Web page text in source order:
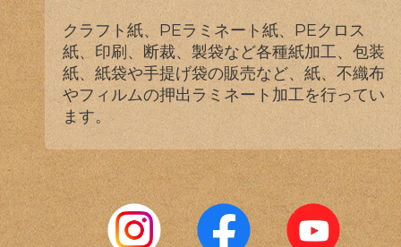
クラフト紙、PEラミネート紙、PEクロス
紙、印刷、断裁、製袋など各種紙加工、包装
紙、紙袋や手提げ袋の販売など、紙、不織布
やフィルムの押出ラミネート加工を行ってい
ます。